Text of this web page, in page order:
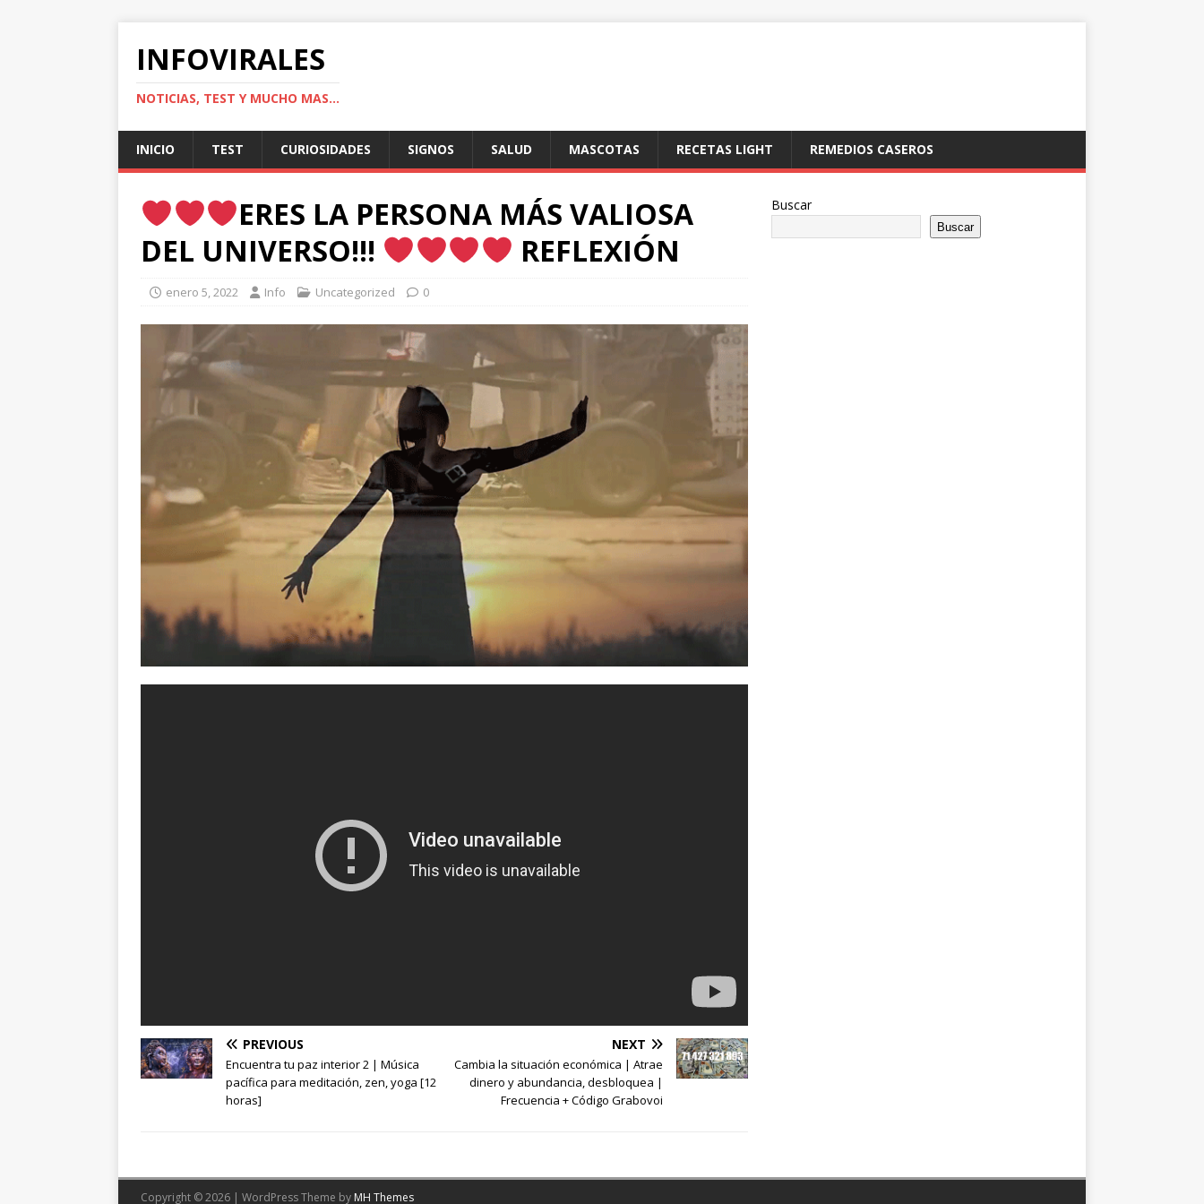
INFOVIRALES
NOTICIAS, TEST Y MUCHO MAS...
INICIO TEST CURIOSIDADES SIGNOS SALUD MASCOTAS RECETAS LIGHT REMEDIOS CASEROS
ERES LA PERSONA MÁS VALIOSA
DEL UNIVERSO!!!
REFLEXIÓN
enero 5, 2022 Info Uncategorized 0
PREVIOUS
Encuentra tu paz interior 2 | Música
pacífica para meditación, zen, yoga [12
horas]
NEXT
Cambia la situación económica | Atrae
dinero y abundancia, desbloquea |
Frecuencia + Código Grabovoi
Buscar
Buscar
Copyright © 2026 | WordPress Theme by MH Themes